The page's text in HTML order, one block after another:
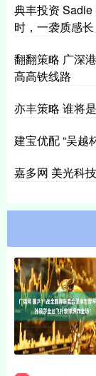
典丰投资
时，一袭质感长
翻翻策略 广深
高高铁线路
亦丰策略 谁将
建宝优配 “吴越
嘉多网 美光科